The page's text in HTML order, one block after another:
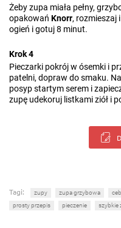
Żeby zupa miała pełny,
opakowań Knorr, rozmieszaj
ogień i gotuj 8 minut.
Krok 4
Pieczarki pokrój w ósemki i
patelni, dopraw do smaku.
posyp startym serem i
zupę udekoruj listkami ziół i
Tagi: zupy zupa grzybowa
prosty przepis
pieczenie szybkie